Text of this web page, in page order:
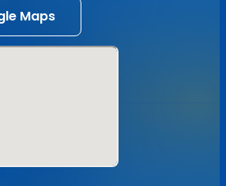
し可。
イブなどの危険行為は禁止致しま
中止もしくはご退場頂く場合がござ
Maps